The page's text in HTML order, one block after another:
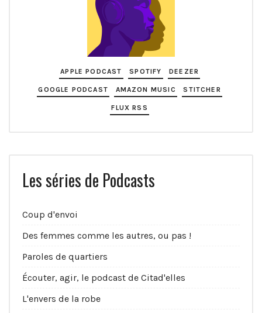
APPLE PODCAST SPOTIFY DEEZER
GOOGLE PODCAST AMAZON MUSIC STITCHER
FLUX RSS
Les séries de Podcasts
Coup d'envoi
Des femmes comme les autres, ou pas !
Paroles de quartiers
Écouter, agir, le podcast de Citad'elles
L'envers de la robe